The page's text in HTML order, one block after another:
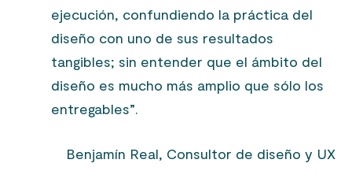
ejecución, confundiendo la práctica del
diseño con uno de sus resultados
tangibles; sin entender que el ámbito del
diseño es mucho más amplio que sólo los
entregables”.
Benjamín Real, Consultor de diseño y UX